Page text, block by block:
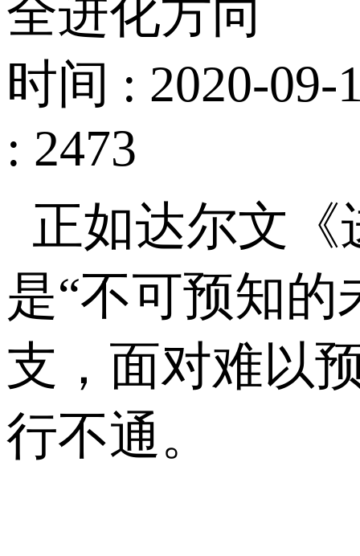
全进化方向
时间 : 2020-09-
: 2473
正如达尔文
是“不可预知
支，面对难以
行不通。